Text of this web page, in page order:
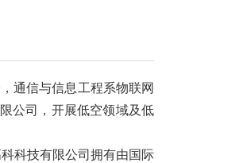
通信与信息工程系物联网
公司，开展低空领域及低
科技有限公司 拥有由国际